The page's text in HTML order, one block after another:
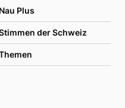
Nau Plus
der Schweiz